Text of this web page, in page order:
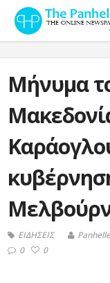
Μήνυμα
ΕΙΔΗΣΕΙΣ
0
0